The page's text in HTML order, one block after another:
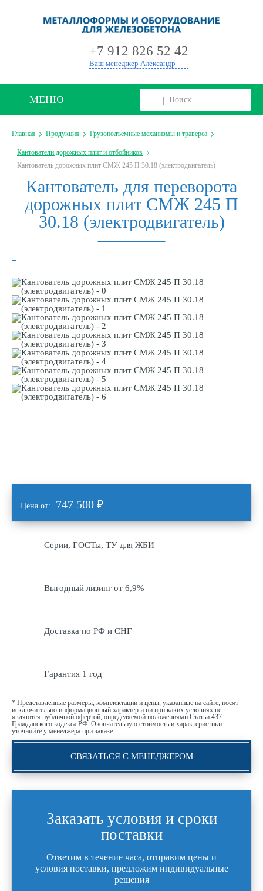
+7 912 826 52 42
Ваш менеджер Александр
МЕНЮ
Главная Продукция Грузоподъемные механизмы и траверса
Кантователи дорожных плит и отбойников
Кантователь дорожных плит СМЖ 245 П 30.18 (электродвигатель)
Кантователь для переворота
дорожных плит СМЖ 245 П
30.18 (электродвигатель)
Цена от: 747 500 ₽
Серии, ГОСТы, ТУ для ЖБИ
Выгодный лизинг от 6,9%
Доставка по РФ и СНГ
Гарантия 1 год
* Представленные размеры, комплектации и цены, указанные на сайте, носят
исключительно информационный характер и ни при каких условиях не
являются публичной офертой, определяемой положениями Статьи 437
Гражданского кодекса РФ. Окончательную стоимость и характеристики
уточняйте у менеджера при заказе
СВЯЗАТЬСЯ С МЕНЕДЖЕРОМ
Заказать условия и сроки
поставки
Ответим в течение часа, отправим цены и
условия поставки, предложим индивидуальные
решения